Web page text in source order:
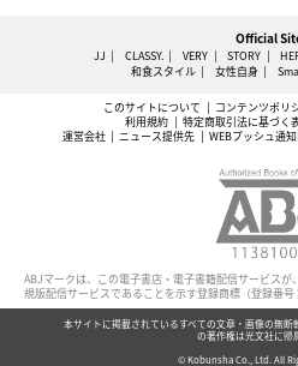
Official
JJ CLASSY. VERY STORY
和食スタイル
女性自身
このサイトについて コンテンツポリ
利用規約
特定商取引法に基づく
運営会社
ニュース提供先 WEBプッシュ通
ABJマークは、この電子書店・電子書籍配信サービス
規版配信サービスであることを示す登録商標（登録番号
本サイトに掲載されているすべての文章・画像の無断
の著作権は光文社に帰
© Kobunsha Co., Ltd. All